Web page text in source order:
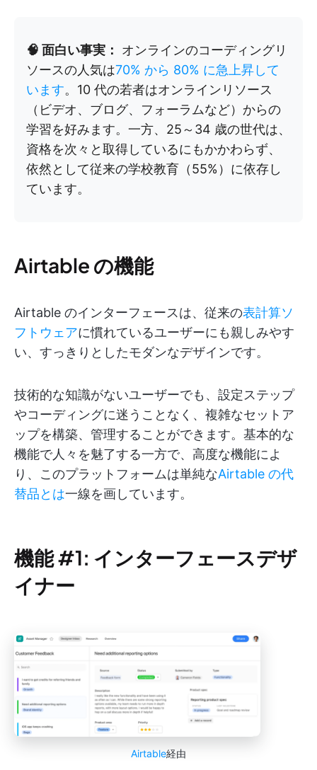
🧠 面白い事実：
オンラインのコーディングリ
ソースの人気は70% から 80% に急上昇して
います。10 代の若者はオンラインリソース
（ビデオ、ブログ、フォーラムなど）からの
学習を好みます。一方、25～34 歳の世代は、
資格を次々と取得しているにもかかわらず、
依然として従来の学校教育（55%）に依存し
ています。
Airtable の機能
Airtable のインターフェースは、従来の表計算ソ
フトウェアに慣れているユーザーにも親しみやす
い、すっきりとしたモダンなデザインです。
技術的な知識がないユーザーでも、設定ステップ
やコーディングに迷うことなく、複雑なセットア
ップを構築、管理することができます。基本的な
機能で人々を魅了する一方で、高度な機能によ
り、このプラットフォームは単純なAirtable の代
替品とは一線を画しています。
機能 #1: インターフェースデザ
イナー
Airtable経由